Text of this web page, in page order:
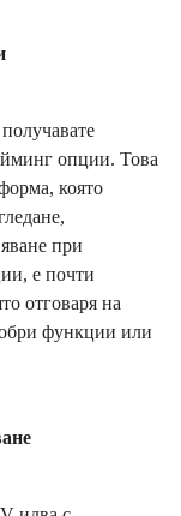
опции. Това
която
при
е почти
отговаря на
функции или